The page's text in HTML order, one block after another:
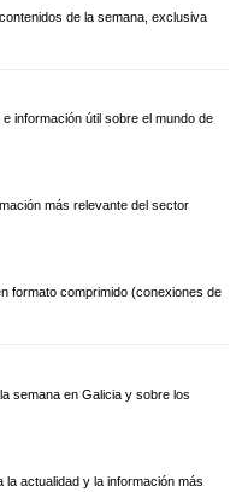
de la semana, exclusiva
información útil sobre el mundo de
más relevante del sector
formato comprimido (conexiones de
semana en Galicia y sobre los
actualidad y la información más